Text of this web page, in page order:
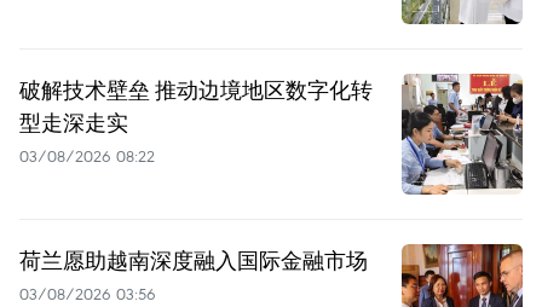
破解技术壁垒 推动边境地区数字化转
型走深走实
03/08/2026 08:22
荷兰愿助越南深度融入国际金融市场
03/08/2026 03:56